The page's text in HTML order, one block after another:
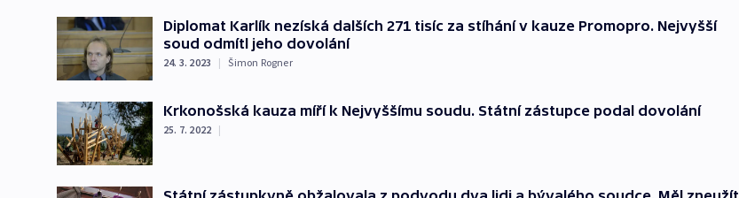
Diplomat Karlík nezíská dalších 271 tisíc za stíhání v kauze Promopro. Nejvyšší
soud odmítl jeho dovolání
24. 3. 2023 | Šimon Rogner
Krkonošská kauza míří k Nejvyššímu soudu. Státní zástupce podal dovolání
25. 7. 2022 |